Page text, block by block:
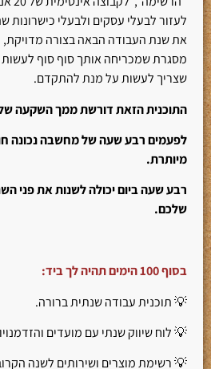
לעזור לבעלי עסקים ולבעלי
את שנת העבודה הבאה בצורה מדויקת,
מסגרת שמכריחה אותך סוף סוף
שצריך לעשות על מנת להתקדם.
התוכנית הזאת דורשת ממך השקעה
לפעמים רבע שעה של מחשבה נכונה
מיותרת.
רבע שעה ביום יכולה לשנות את פני
שלכם.
בסוף 100 הימים תהיה לך ביד:
💡 תוכנית עבודה שנתית ברורה.
💡 לוח שיווק שנתי עם מועדים
💡 רשימת מוצרים ושירותים לשנה